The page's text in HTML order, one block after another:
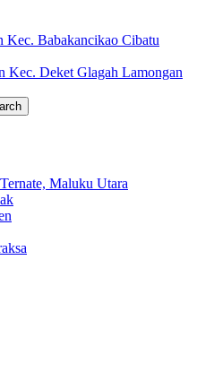
Kec. Babakancikao Cibatu
Kec. Deket Glagah Lamongan
Maluku Utara